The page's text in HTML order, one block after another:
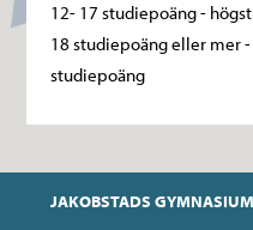
12- 17 studiepoäng -
18 studiepoäng eller mer
studiepoäng
JAKOBSTADS GYMNASIUM